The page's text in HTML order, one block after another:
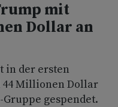
mit
Dollar an
in der ersten
Millionen Dollar
gespendet.